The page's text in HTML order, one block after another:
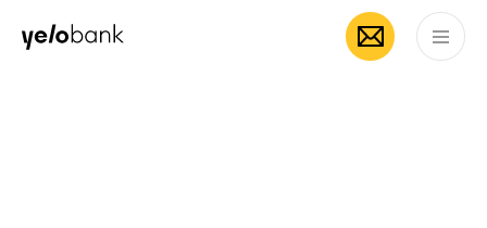
Fərdi Biznes